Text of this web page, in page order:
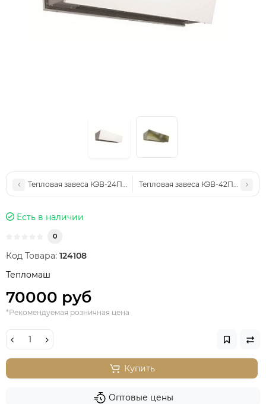
Тепловая завеса КЭВ-24П3047EТепловая завеса КЭВ-42П3116W
Есть в наличии
0
Код Товара: 124108
Тепломаш
70000 руб
*Рекомендуемая розничная цена
Купить
Оптовые цены